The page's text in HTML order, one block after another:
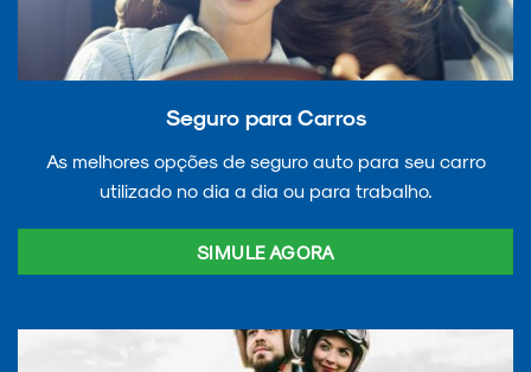
Seguro para Carros
As melhores opções de seguro auto para seu carro
utilizado no dia a dia ou para trabalho.
SIMULE AGORA